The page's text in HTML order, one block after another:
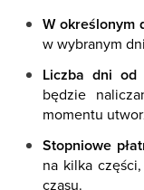
W określonym
w wybranym
Liczba dni od
będzie
momentu
Stopniowe
na kilka
czasu.